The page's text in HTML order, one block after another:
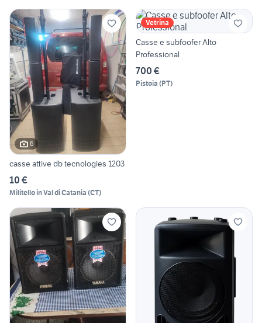
6
casse attive db tecnologies 1203
10 €
Militello in Val di Catania (CT)
Vetrina
Casse e subfoofer Alto
Professional
700 €
Pistoia (PT)